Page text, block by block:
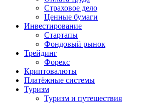
Страховое дело
Ценные бумаги
Инвестирование
Стартапы
Фондовый рынок
Трейдинг
Форекс
Криптовалюты
Платёжные системы
Туризм
Туризм и путешествия